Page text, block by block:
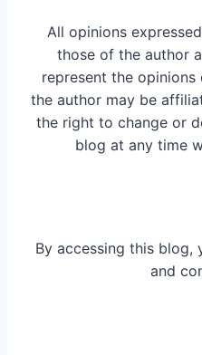
All opinions
those of the author
represent the
the author may be
the right to change or
blog at any time
By accessing this blog,
and